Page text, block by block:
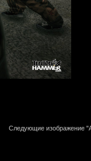
Следующие изображение